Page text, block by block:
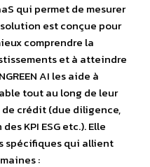
qui permet de mesurer
solution est conçue pour
comprendre la
et à atteindre
AI les aide à
tout au long de leur
crédit (due diligence,
KPI ESG etc.). Elle
spécifiques qui allient
: